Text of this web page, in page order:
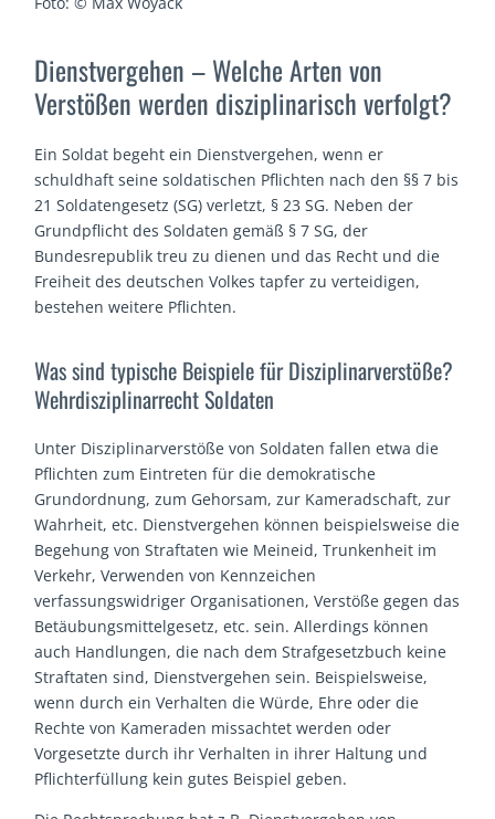
Dienstvergehen – Welche Arten von
Verstößen werden disziplinarisch verfolgt?
Ein Soldat begeht ein Dienstvergehen, wenn er
schuldhaft seine soldatischen Pflichten nach den §§ 7 bis
21 Soldatengesetz (SG) verletzt, § 23 SG. Neben der
Grundpflicht des Soldaten gemäß § 7 SG, der
Bundesrepublik treu zu dienen und das Recht und die
Freiheit des deutschen Volkes tapfer zu verteidigen,
bestehen weitere Pflichten.
Was sind typische Beispiele für Disziplinarverstöße?
Wehrdisziplinarrecht Soldaten
Unter Disziplinarverstöße von Soldaten fallen etwa die
Pflichten zum Eintreten für die demokratische
Grundordnung, zum Gehorsam, zur Kameradschaft, zur
Wahrheit, etc. Dienstvergehen können beispielsweise die
Begehung von Straftaten wie Meineid, Trunkenheit im
Verkehr, Verwenden von Kennzeichen
verfassungswidriger Organisationen, Verstöße gegen das
Betäubungsmittelgesetz, etc. sein. Allerdings können
auch Handlungen, die nach dem Strafgesetzbuch keine
Straftaten sind, Dienstvergehen sein. Beispielsweise,
wenn durch ein Verhalten die Würde, Ehre oder die
Rechte von Kameraden missachtet werden oder
Vorgesetzte durch ihr Verhalten in ihrer Haltung und
Pflichterfüllung kein gutes Beispiel geben.